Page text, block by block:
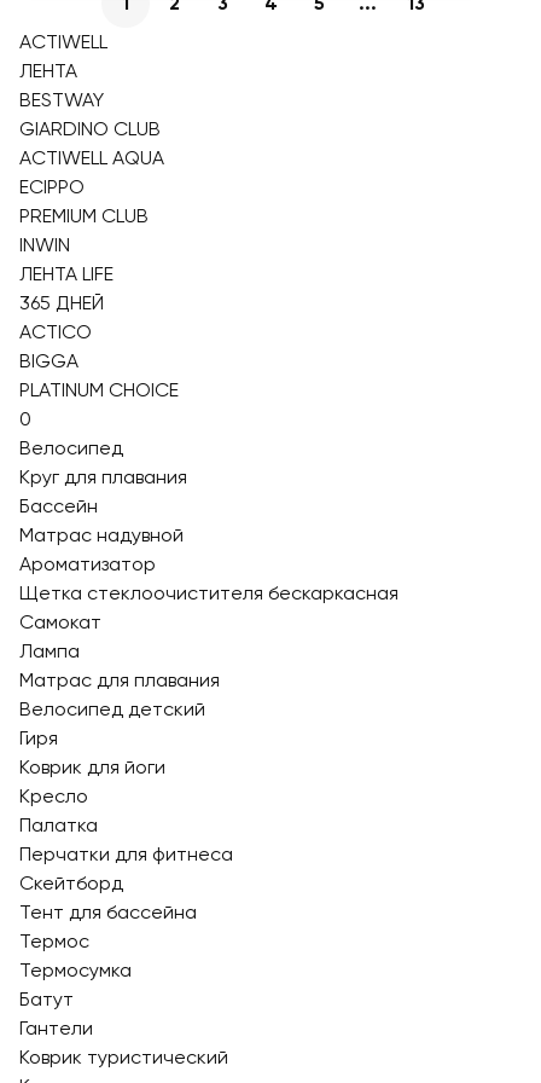
ACTIWELL
ЛЕНТА
BESTWAY
GIARDINO CLUB
ACTIWELL AQUA
ECIPPO
PREMIUM CLUB
INWIN
ЛЕНТА LIFE
365 ДНЕЙ
ACTICO
BIGGA
PLATINUM CHOICE
0
Велосипед
Круг для плавания
Бассейн
Матрас надувной
Ароматизатор
Щетка стеклоочистителя бескаркасная
Cамокат
Лампа
Матрас для плавания
Велосипед детский
Гиря
Коврик для йоги
Кресло
Палатка
Перчатки для фитнеса
Скейтборд
Тент для бассейна
Термос
Термосумка
Батут
Гантели
Коврик туристический